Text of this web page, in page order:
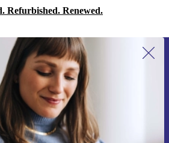
Refurbished. Renewed.
zum Newsletter anmelden,
kein Angebot mehr.